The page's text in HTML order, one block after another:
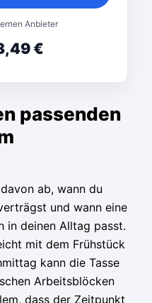
€
Anbieter
passenden
ab, wann du
und wann eine
in deinen Alltag passt.
mit dem Frühstück
kann die Tasse
Arbeitsblöcken
dass der Zeitpunkt